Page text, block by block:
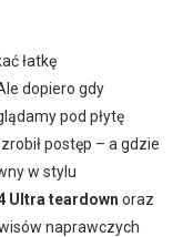
łatkę
dopiero gdy
pod płytę
postęp – a gdzie
w stylu
Ultra teardown oraz
naprawczych